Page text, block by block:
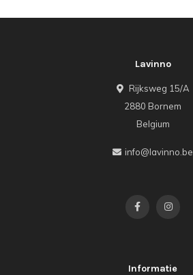
Lavinno
Rijksweg 15/A
2880 Bornem
Belgium
info@lavinno.be
Informatie